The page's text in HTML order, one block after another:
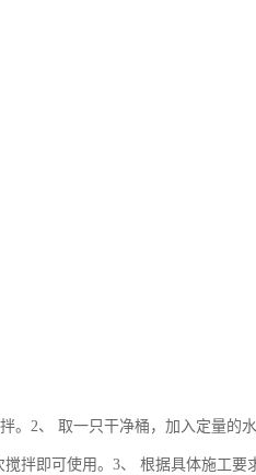
。2、 取一只干净桶，加入定量的
拌即可使用。3、 根据具体施工要